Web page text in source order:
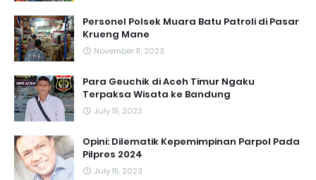
Personel Polsek Muara Batu Patroli di Pasar
Krueng Mane
November 11, 2023
Para Geuchik di Aceh Timur Ngaku
Terpaksa Wisata ke Bandung
July 15, 2023
Opini: Dilematik Kepemimpinan Parpol Pada
Pilpres 2024
July 15, 2023